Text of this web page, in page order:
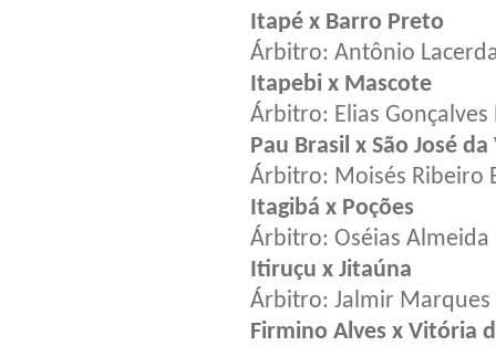
Itapé x Barro Preto
Árbitro: Antônio
Itapebi x Mascote
Árbitro: Elias
Pau Brasil x São José
Árbitro: Moisés Ribeiro
Itagibá x Poções
Árbitro: Oséias
Itiruçu x Jitaúna
Árbitro: Jalmir Marques
Firmino Alves x Vitória